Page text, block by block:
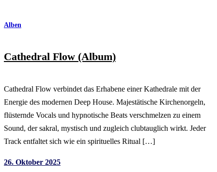
Alben
Cathedral Flow (Album)
Cathedral Flow verbindet das Erhabene einer Kathedrale mit der
Energie des modernen Deep House. Majestätische Kirchenorgeln,
flüsternde Vocals und hypnotische Beats verschmelzen zu einem
Sound, der sakral, mystisch und zugleich clubtauglich wirkt. Jeder
Track entfaltet sich wie ein spirituelles Ritual […]
26. Oktober 2025